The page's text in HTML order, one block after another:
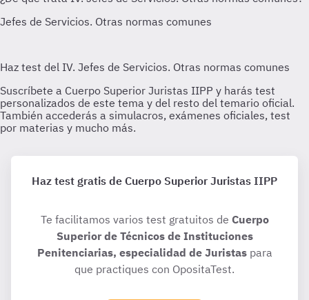
Haz test gratis de Cuerpo Superior Juristas IIPP
Te facilitamos varios test gratuitos de Cuerpo
Superior de Técnicos de Instituciones
Penitenciarias, especialidad de Juristaspara
que practiques con OpositaTest.